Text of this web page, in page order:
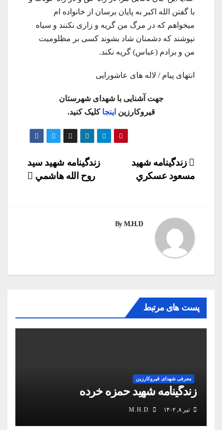
با گفتن الله اکبر به پایان برسان از خانواده ام
میخواهم که در مرگ من گریه و زاری نکنند و سیاه
نپوشند که دشمنان شاد بشوند کسی بر مظلومیت
من و برادم (عباس) گریه نکند.
انتهای پیام / لاله های عاشورایی
جهت آشنایی با شهدای شهرستان
قیروکارزین اینجاکلیک کنید.
راهبری
نوشته
زندگينامه شهيد سيد
روح الله هاشمي
زندگينامه شهيد
مسعود عسكري
By M.H.D
پست های مرتبط
معرفی شهدای قیروکارزین
زندگینامه شهید حمزه خرده
تیر ۸, ۱۴۰۲